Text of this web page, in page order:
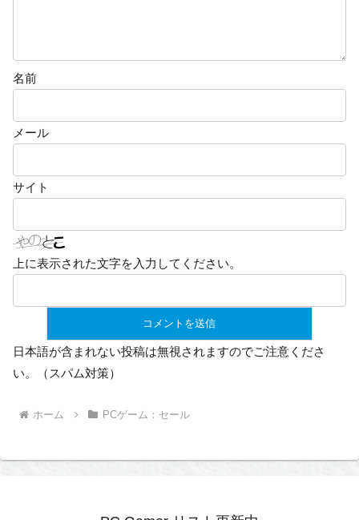
名前
メール
サイト
上に表示された文字を入力してください。
日本語が含まれない投稿は無視されますのでご注意くださ
い。（スパム対策）
ホーム PCゲーム：セール